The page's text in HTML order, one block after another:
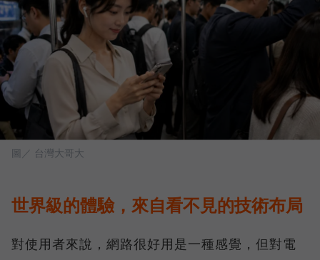
圖／ 台灣大哥大
世界級的體驗，來自看不見的技術布局
對使用者來說，網路很好用是一種感覺，但對電